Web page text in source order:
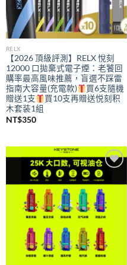
RELX
【2026 頂級評測】RELX 悅刻
12000 口拋棄式電子煙：老饕回
購率最高風味推薦，盲選不踩雷
指南大容量(充電款)
買6支隨機
贈送1支
買10支再贈送悦刻积
木套装1組
NT$350
Add to
wishlist